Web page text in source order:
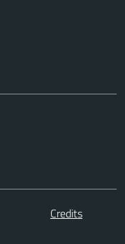
Credits